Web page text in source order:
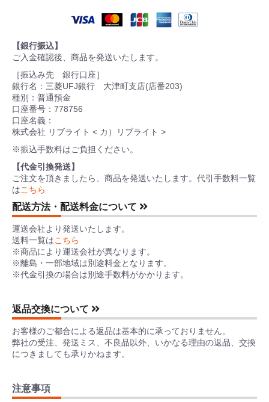
【銀行振込】
ご入金確認後、商品を発送いたします。
［振込み先 銀行口座］
銀行名：三菱UFJ銀行 大津町支店(店番203)
種別：普通預金
口座番号：778756
口座名義：
株式会社 リブライト < カ）リブライト >
※振込手数料はご負担ください。
【代金引換発送】
ご注文を頂きましたら、商品を発送いたします。代引手数料一覧
はこちら
配送方法・配送料金について
運送会社より発送いたします。
送料一覧はこちら
※商品により運送会社が異なります。
※離島・一部地域は別途料金となります。
※代金引換の場合は別途手数料がかかります。
返品交換について
お客様のご都合による返品は基本的に承っておりません。
弊社の受注、発送ミス、不良品以外、いかなる理由の返品、交換
につきましても承りかねます。
注意事項